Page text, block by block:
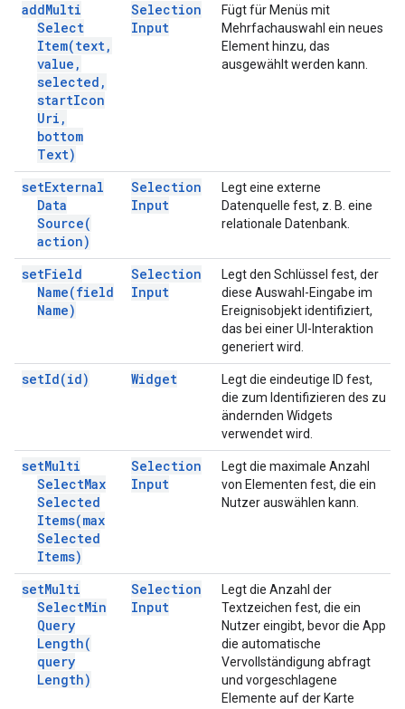
addMulti
Select
Item(text,
value ,
selected ,
startIcon
Uri ,
bottom
Text)
Selection
Input
Fügt für Menüs mit
Mehrfachauswahl ein neues
Element hinzu, das
ausgewählt werden kann.
setExternal
Data
Source(
action)
Selection
Input
Legt eine externe
Datenquelle fest, z. B. eine
relationale Datenbank.
setField
Name(field
Name)
Selection
Input
Legt den Schlüssel fest, der
diese Auswahl-Eingabe im
Ereignisobjekt identifiziert,
das bei einer UI-Interaktion
generiert wird.
setId(id) Widget
Legt die eindeutige ID fest,
die zum Identifizieren des zu
ändernden Widgets
verwendet wird.
setMulti
SelectMax
Selected
Items(max
Selected
Items)
Selection
Input
Legt die maximale Anzahl
von Elementen fest, die ein
Nutzer auswählen kann.
setMulti
SelectMin
Query
Length(
query
Length)
Selection
Input
Legt die Anzahl der
Textzeichen fest, die ein
Nutzer eingibt, bevor die App
die automatische
Vervollständigung abfragt
und vorgeschlagene
Elemente auf der Karte